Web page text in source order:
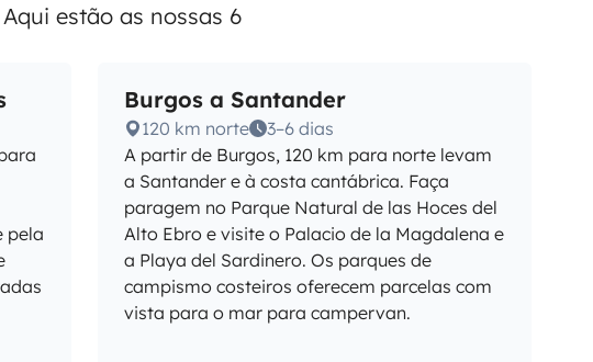
estão as nossas 6
pela
Burgos a Santander
120 km norte
3–6 dias
A partir de Burgos, 120 km para norte levam
a Santander e à costa cantábrica. Faça
paragem no Parque Natural de las Hoces del
Alto Ebro e visite o Palacio de la Magdalena e
a Playa del Sardinero. Os parques de
campismo costeiros oferecem parcelas com
vista para o mar para campervan.